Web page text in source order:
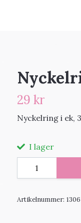
29 kr
Nyckelring i ek,
I lager
Artikelnummer: 1306